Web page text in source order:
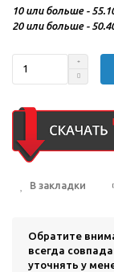
10 или больше -
20 или больше -
В закладки
Обратите
всегда
уточнять у